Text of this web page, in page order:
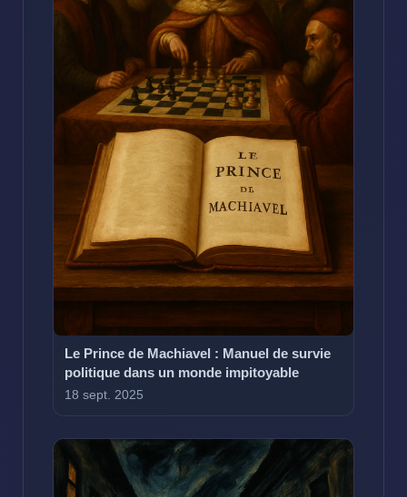
Le Prince de Machiavel : Manuel de survie
politique dans un monde impitoyable
18 sept. 2025